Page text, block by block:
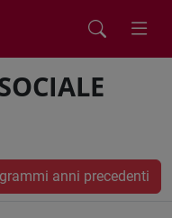
anni precedenti